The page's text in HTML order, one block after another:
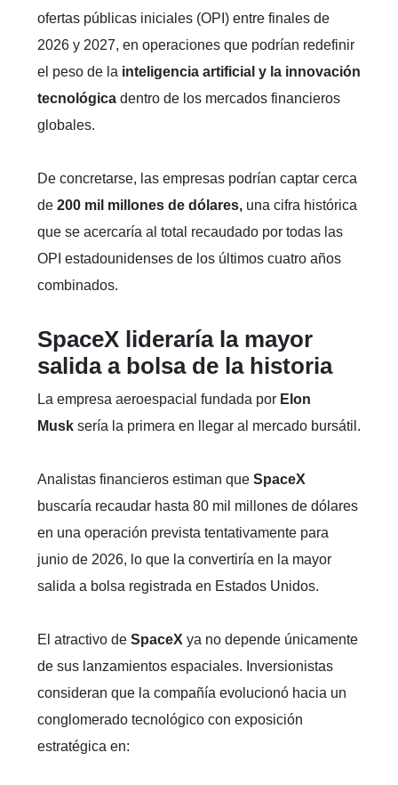
ofertas públicas iniciales (OPI) entre finales de
2026 y 2027, en operaciones que podrían redefinir
el peso de la inteligencia artificial y la innovación
tecnológica dentro de los mercados financieros
globales.
De concretarse, las empresas podrían captar cerca
de 200 mil millones de dólares, una cifra histórica
que se acercaría al total recaudado por todas las
OPI estadounidenses de los últimos cuatro años
combinados.
SpaceX lideraría la mayor
salida a bolsa de la historia
La empresa aeroespacial fundada por Elon
Musk sería la primera en llegar al mercado bursátil.
Analistas financieros estiman que SpaceX
buscaría recaudar hasta 80 mil millones de dólares
en una operación prevista tentativamente para
junio de 2026, lo que la convertiría en la mayor
salida a bolsa registrada en Estados Unidos.
El atractivo de SpaceX ya no depende únicamente
de sus lanzamientos espaciales. Inversionistas
consideran que la compañía evolucionó hacia un
conglomerado tecnológico con exposición
estratégica en: